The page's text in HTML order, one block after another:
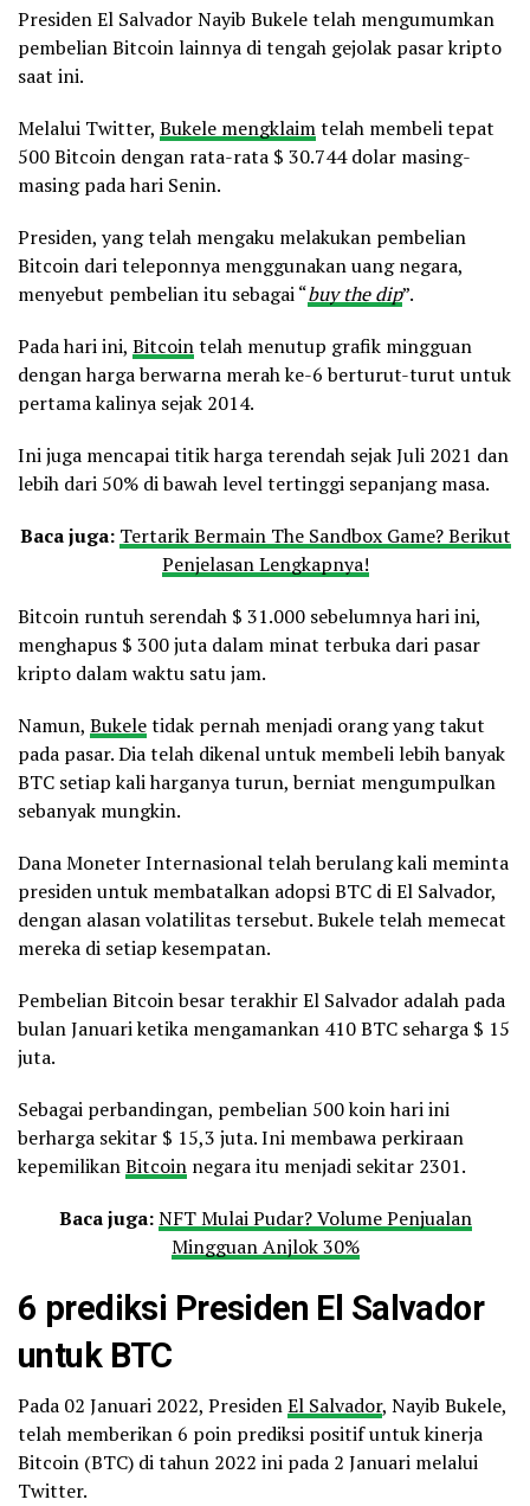
Presiden El Salvador Nayib Bukele telah mengumumkan
pembelian Bitcoin lainnya di tengah gejolak pasar kripto
saat ini.
Melalui Twitter, Bukele mengklaimtelah membeli tepat
500 Bitcoin dengan rata-rata $ 30.744 dolar masing-
masing pada hari Senin.
Presiden, yang telah mengaku melakukan pembelian
Bitcoin dari teleponnya menggunakan uang negara,
menyebut pembelian itu sebagai “buy the dip”.
Pada hari ini, Bitcointelah menutup grafik mingguan
dengan harga berwarna merah ke-6 berturut-turut untuk
pertama kalinya sejak 2014.
Ini juga mencapai titik harga terendah sejak Juli 2021 dan
lebih dari 50% di bawah level tertinggi sepanjang masa.
Baca juga: Tertarik Bermain The Sandbox Game? Berikut
Penjelasan Lengkapnya!
Bitcoin runtuh serendah $ 31.000 sebelumnya hari ini,
menghapus $ 300 juta dalam minat terbuka dari pasar
kripto dalam waktu satu jam.
Namun, Bukeletidak pernah menjadi orang yang takut
pada pasar. Dia telah dikenal untuk membeli lebih banyak
BTC setiap kali harganya turun, berniat mengumpulkan
sebanyak mungkin.
Dana Moneter Internasional telah berulang kali meminta
presiden untuk membatalkan adopsi BTC di El Salvador,
dengan alasan volatilitas tersebut. Bukele telah memecat
mereka di setiap kesempatan.
Pembelian Bitcoin besar terakhir El Salvador adalah pada
bulan Januari ketika mengamankan 410 BTC seharga $ 15
juta.
Sebagai perbandingan, pembelian 500 koin hari ini
berharga sekitar $ 15,3 juta. Ini membawa perkiraan
kepemilikanBitcoin negara itu menjadi sekitar 2301.
Baca juga: NFT Mulai Pudar? Volume Penjualan
Mingguan Anjlok 30%
6 prediksi Presiden El Salvador
untuk BTC
Pada 02 Januari 2022, PresidenEl Salvador, Nayib Bukele,
telah memberikan 6 poin prediksi positif untuk kinerja
Bitcoin (BTC) di tahun 2022 ini pada 2 Januari melalui
Twitter.